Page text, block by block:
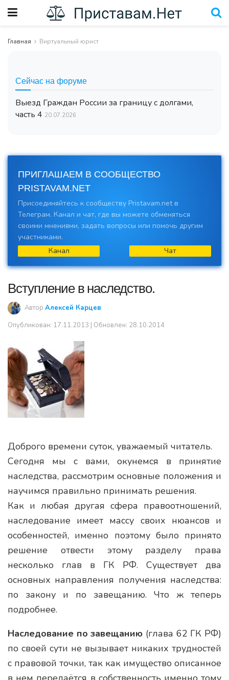
Главная Виртуальный юрист
Сейчас на форуме
Выезд Граждан России за границу с долгами,
часть 4 20.07.2026
ПРИГЛАШАЕМ В СООБЩЕСТВО
PRISTAVAM.NET
Присоединяйтесь к сообществу Pristavam.net в
Телеграм. Канал и чат, где вы можете обменяться
своими мнениями, задать вопросы или помочь другим
участниками.
Чат
Канал
Вступление в наследство.
Автор Алексей Карцев
Опубликован: 17.11.2013 | Обновлен: 28.10.2014
Доброго времени суток, уважаемый читатель.
Сегодня мы с вами, окунемся в принятие
наследства, рассмотрим основные положения и
научимся правильно принимать решения.
Как и любая другая сфера правоотношений,
наследование имеет массу своих нюансов и
особенностей, именно поэтому было принято
решение отвести этому разделу права
несколько глав в ГК РФ. Существует два
основных направления получения наследства:
по закону и по завещанию. Что ж теперь
подробнее.
Наследование по завещанию (глава 62 ГК РФ)
по своей сути не вызывает никаких трудностей
с правовой точки, так как имущество описанное